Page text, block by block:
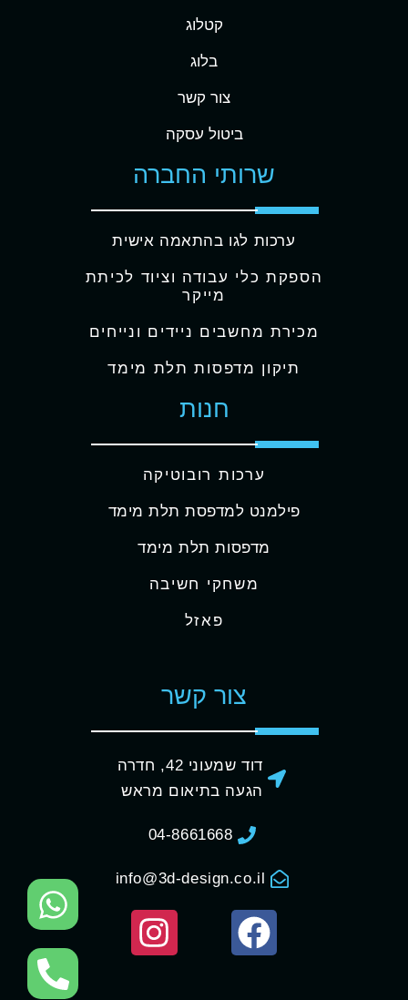
קטלוג
בלוג
צור קשר
ביטול עסקה
שרותי החברה
ערכות לגו בהתאמה אישית
הספקת כלי עבודה וציוד לכיתת
מייקר
מכירת מחשבים ניידים ונייחים
תיקון מדפסות תלת מימד
חנות
ערכות רובוטיקה
פילמנט למדפסת תלת מימד
מדפסות תלת מימד
משחקי חשיבה
פאזל
צור קשר
דוד שמעוני 42, חדרה
הגעה בתיאום מראש
04-8661668
info@3d-design.co.il